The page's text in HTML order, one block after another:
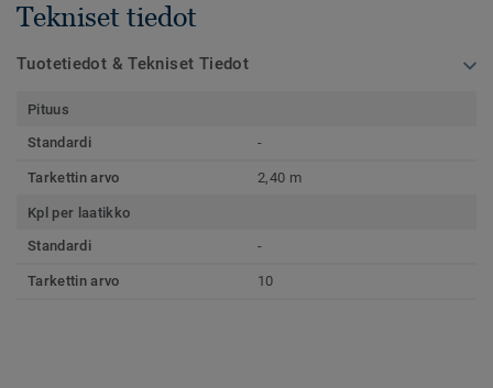
Tekniset tiedot
Tuotetiedot & Tekniset Tiedot
Pituus
Standardi
-
Tarkettin arvo 2,40 m
Kpl per laatikko
Standardi
-
Tarkettin arvo 10